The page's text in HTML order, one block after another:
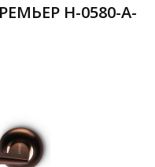
H-0580-A-